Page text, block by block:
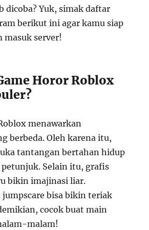
dicoba? Yuk, simak daftar
berikut ini agar kamu siap
masuk server!
Horor Roblox
menawarkan
berbeda. Oleh karena itu,
tantangan bertahan hidup
Selain itu, grafis
bikin imajinasi liar.
jumpscare bisa bikin teriak
cocok buat main
malam!